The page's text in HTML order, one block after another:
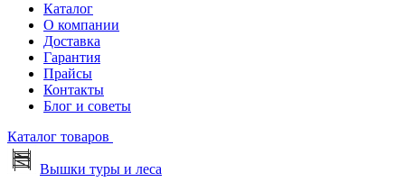
Каталог
О компании
Доставка
Гарантия
Прайсы
Контакты
Блог и советы
Каталог товаров
Вышки туры и леса